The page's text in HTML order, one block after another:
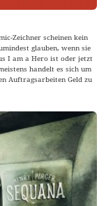
Zeichner scheinen kein
glauben, wenn sie
I am a Hero ist oder jetzt
handelt es sich um
Auftragsarbeiten Geld zu